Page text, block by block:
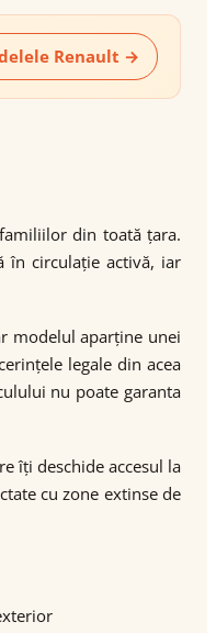
Renault →
din toată țara.
în circulație activă, iar
modelul aparține unei
legale din acea
nu poate garanta
îți deschide accesul la
cu zone extinse de